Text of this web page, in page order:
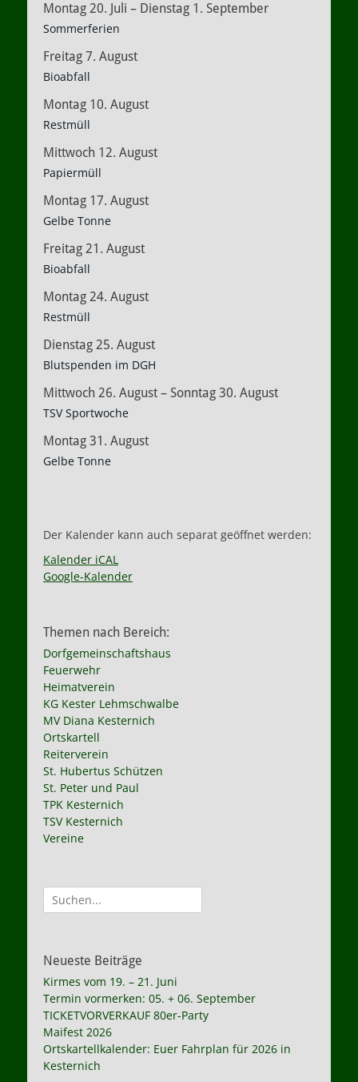
Montag 20. Juli – Dienstag 1. September
Sommerferien
Freitag 7. August
Bioabfall
Montag 10. August
Restmüll
Mittwoch 12. August
Papiermüll
Montag 17. August
Gelbe Tonne
Freitag 21. August
Bioabfall
Montag 24. August
Restmüll
Dienstag 25. August
Blutspenden im DGH
Mittwoch 26. August – Sonntag 30. August
TSV Sportwoche
Montag 31. August
Gelbe Tonne
Der Kalender kann auch separat geöffnet werden:
Kalender iCAL
Google-Kalender
Themen nach Bereich:
Dorfgemeinschaftshaus
Feuerwehr
Heimatverein
KG Kester Lehmschwalbe
MV Diana Kesternich
Ortskartell
Reiterverein
St. Hubertus Schützen
St. Peter und Paul
TPK Kesternich
TSV Kesternich
Vereine
Suche
nach:
Neueste Beiträge
Kirmes vom 19. – 21. Juni
Termin vormerken: 05. + 06. September
TICKETVORVERKAUF 80er-Party
Maifest 2026
Ortskartellkalender: Euer Fahrplan für 2026 in
Kesternich